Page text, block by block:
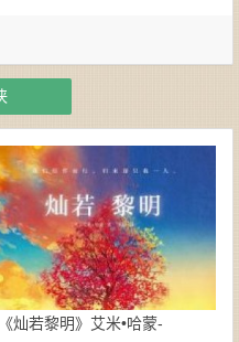
《灿若黎明》艾米•哈蒙-